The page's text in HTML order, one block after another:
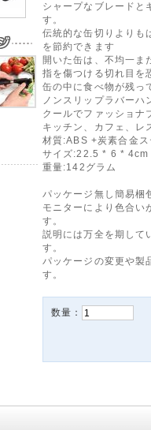
シャープなブレードと
す。
伝統的な缶切りよりも
を節約できます
開いた缶は、不均一ま
指を傷つける切れ目を
缶の中に食べ物が残っ
ノンスリップラバーハ
クールでファッショナ
キッチン、カフェ、レ
材質:ABS +炭素合金
サイズ:22.5 * 6 * 4cm
重量:142グラム
パッケージ無し簡易梱
モニターにより色合い
す。
説明には万全を期して
す。
パッケージの変更や製
す。
数量：